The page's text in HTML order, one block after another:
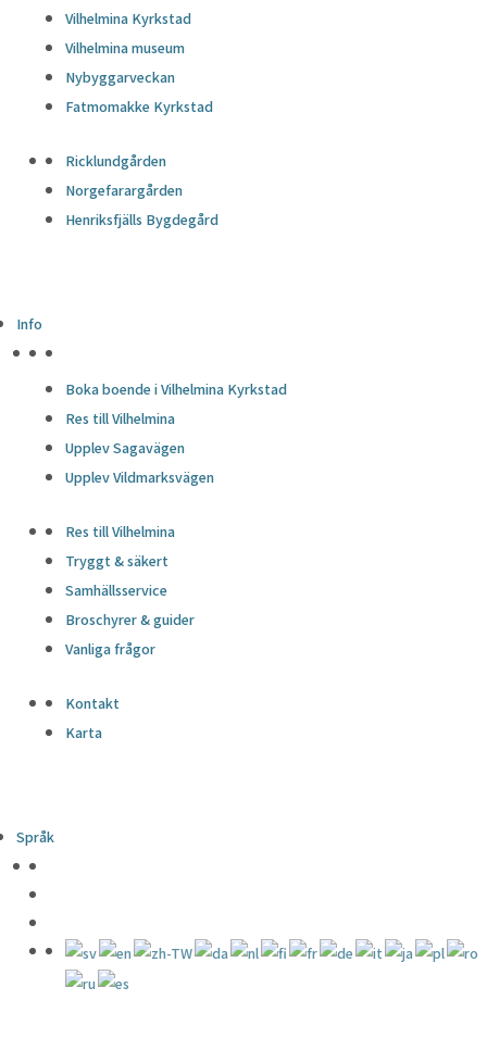
Vilhelmina Kyrkstad
Vilhelmina museum
Nybyggarveckan
Fatmomakke Kyrkstad
Ricklundgården
Norgefarargården
Henriksfjälls Bygdegård
Info
Boka boende i Vilhelmina Kyrkstad
Res till Vilhelmina
Upplev Sagavägen
Upplev Vildmarksvägen
Res till Vilhelmina
Tryggt & säkert
Samhällsservice
Broschyrer & guider
Vanliga frågor
Kontakt
Karta
Språk